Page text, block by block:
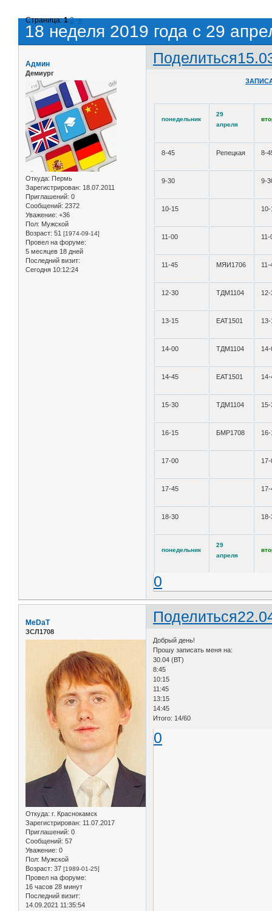
18 неделя 2019 года с 29
Страница:1 2 »
Поделиться
Админ
Демиург
Откуда: Пермь
Зарегистрирован: 18.07.2011
Приглашений: 0
Сообщений: 2372
Уважение: +36
Пол: Мужской
Возраст: 51 [1974-09-14]
Провел на форуме:
5 месяцев 18 дней
Последний визит:
Сегодня 10:12:24
понедельник
29
апреля
8-45 Репецкая 8-
9-30 9-
10-15 10-
11-00 11-
11-45 МЯИ1706 11-
12-30 ТДМ1104 12-
13-15 ЕАТ1501 13-
14-00 ТДМ1104 14-
14-45 ЕАТ1501 14-
15-30 ТДМ1104 15-
16-15 БМР1708 16-
17-00 17-
17-45 17-
18-30 18-
понедельник
29
апреля
0
Поделиться
MeDaT
ЗСЛ1708
Откуда: г. Краснокамск
Зарегистрирован: 11.07.2017
Приглашений: 0
Сообщений: 57
Уважение: 0
Пол: Мужской
Возраст: 37 [1989-01-25]
Провел на форуме:
16 часов 28 минут
Последний визит:
14.09.2021 11:35:54
Добрый день!
Прошу записать меня на:
30.04 (ВТ)
8:45
10:15
11:45
13:15
14:45
Итого: 14/60
0